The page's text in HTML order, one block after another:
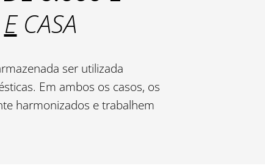
ECASA
ser utilizada
Em ambos os casos, os
harmonizados e trabalhem